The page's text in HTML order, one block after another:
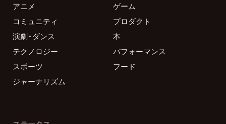
アニメ
ゲーム
コミュニティ
プロダクト
演劇・ダンス
本
テクノロジー
パフォーマンス
スポーツ
フード
ジャーナリズム